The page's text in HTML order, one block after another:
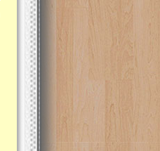
Open Donasi Wakaf
Rumah Qur'an & TK Islam
Najjah di Jonggol
Saat ini, Ulurtangan bersama Yayasan
Najjahtul Islam Jonggol sedang merintis
pembangunan Rumah Qur’an dan
kanak Islam Terpadu (TKIT) An Najjah
Gedung Majelis Taklim di Jonggol,...